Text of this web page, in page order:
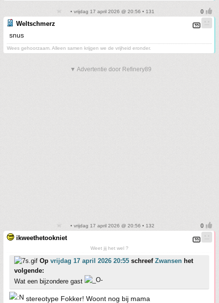
• vrijdag 17 april 2026 @ 20:56 • 131
Weltschmerz
snus
Wees gehoorzaam. Alleen samen krijgen we de vrijheid eronder.
▼ Advertentie door Refinery89
• vrijdag 17 april 2026 @ 20:56 • 132
ikweethetookniet
Weet jij het wel ?
Op vrijdag 17 april 2026 20:55 schreef Zwansen het
volgende:
Wat een bijzondere gast
stereotype Fokker! Woont nog bij mama